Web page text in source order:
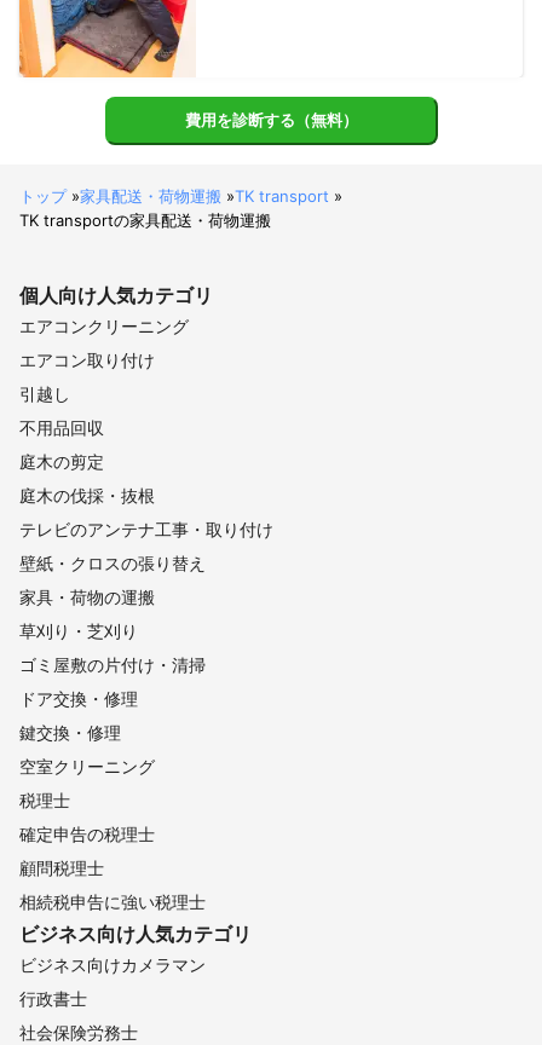
費用を診断する（無料）
トップ»家具配送・荷物運搬 »TK transport »
TK transportの家具配送・荷物運搬
個人向け人気カテゴリ
エアコンクリーニング
エアコン取り付け
引越し
不用品回収
庭木の剪定
庭木の伐採・抜根
テレビのアンテナ工事・取り付け
壁紙・クロスの張り替え
家具・荷物の運搬
草刈り・芝刈り
ゴミ屋敷の片付け・清掃
ドア交換・修理
鍵交換・修理
空室クリーニング
税理士
確定申告の税理士
顧問税理士
相続税申告に強い税理士
ビジネス向け人気カテゴリ
ビジネス向けカメラマン
行政書士
社会保険労務士